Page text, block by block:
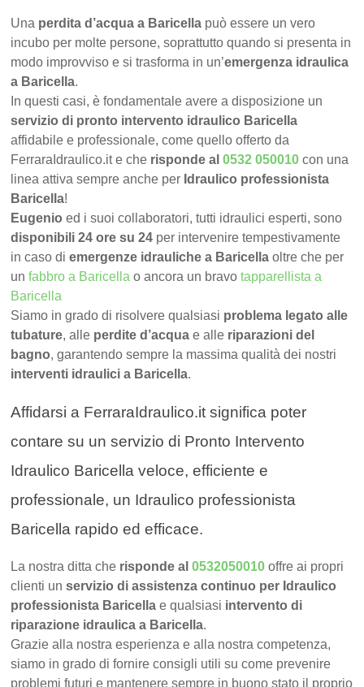
Una perdita d’acqua a Baricella può essere un vero
incubo per molte persone, soprattutto quando si presenta in
modo improvviso e si trasforma in un’emergenza idraulica
a Baricella.
In questi casi, è fondamentale avere a disposizione un
servizio di pronto intervento idraulico Baricella
affidabile e professionale, come quello offerto da
FerraraIdraulico.it e che risponde al0532 050010 con una
linea attiva sempre anche per Idraulico professionista
Baricella!
Eugenio ed i suoi collaboratori, tutti idraulici esperti, sono
disponibili 24 ore su 24 per intervenire tempestivamente
in caso diemergenze idrauliche a Baricellaoltre che per
unfabbro a Baricella o ancora un bravotapparellista a
Baricella
Siamo in grado di risolvere qualsiasi problema legato alle
tubature, alle perdite d’acqua e alle riparazioni del
bagno, garantendo sempre la massima qualità dei nostri
interventi idraulici a Baricella.
Affidarsi a FerraraIdraulico.it significa poter
contare su un servizio di Pronto Intervento
Idraulico Baricella veloce, efficiente e
professionale, un Idraulico professionista
Baricella rapido ed efficace.
La nostra ditta che risponde al0532050010 offre ai propri
clienti unservizio di assistenza continuo per Idraulico
professionista Baricella e qualsiasi intervento di
riparazione idraulica a Baricella.
Grazie alla nostra esperienza e alla nostra competenza,
siamo in grado di fornire consigli utili su come prevenire
problemi futuri e mantenere sempre in buono stato il proprio